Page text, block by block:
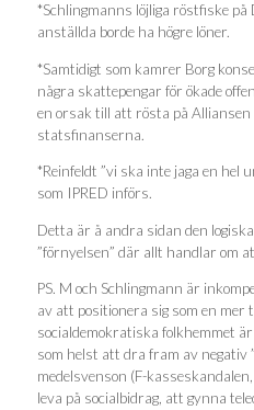
*Schlingmanns löjliga röstfiske
anställda borde ha högre löner.
*Samtidigt som kamrer Borg
några skattepengar för ökade
en orsak till att rösta på
statsfinanserna.
*Reinfeldt ”vi ska inte jaga en hel
som IPRED införs.
Detta är å andra sidan den
”förnyelsen” där allt handlar om
PS. M och Schlingmann är
av att positionera sig som en
socialdemokratiska folkhemmet
som helst att dra fram av negativ
medelsvenson (F-
leva på socialbidrag, att gynna